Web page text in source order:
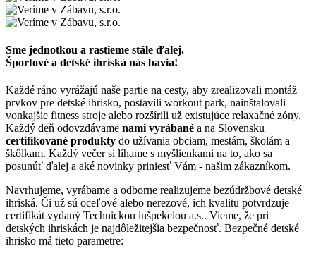
Sme jednotkou a rastieme stále ďalej.
Športové a detské ihriská nás bavia!
Každé ráno vyrážajú naše partie na cesty, aby zrealizovali montáž
prvkov pre detské ihrisko, postavili workout park, nainštalovali
vonkajšie fitness stroje alebo rozšírili už existujúce relaxačné zóny.
Každý deň odovzdávame nami vyrábané a na Slovensku
certifikované produkty do užívania obciam, mestám, školám a
škôlkam. Každý večer si líhame s myšlienkami na to, ako sa
posunúť ďalej a aké novinky priniesť Vám - našim zákazníkom.
Navrhujeme, vyrábame a odborne realizujeme bezúdržbové detské
ihriská. Či už sú oceľové alebo nerezové, ich kvalitu potvrdzuje
certifikát vydaný Technickou inšpekciou a.s.. Vieme, že pri
detských ihriskách je najdôležitejšia bezpečnosť. Bezpečné detské
ihrisko má tieto parametre: